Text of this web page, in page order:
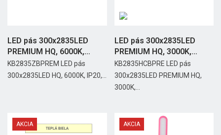
LED pás 300x2835LED
PREMIUM HQ, 6000K,
IP20,...
KB2835ZBPREM LED pás
300x2835LED HQ, 6000K, IP20,...
LED pás 300x2835LED
PREMIUM HQ, 3000K,
IP65,...
KB2835HCBPRE LED pás
300x2835LED PREMIUM HQ,
3000K,...
AKCIA AKCIA